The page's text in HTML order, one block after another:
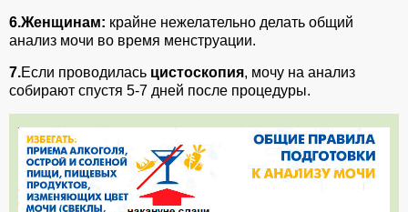
6.Женщинам: крайне нежелательно делать общий
анализ мочи во время менструации.
7.Если проводилась цистоскопия, мочу на анализ
собирают спустя 5-7 дней после процедуры.